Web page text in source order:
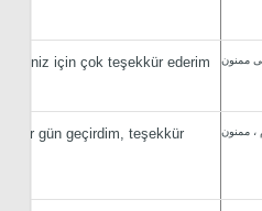
ممنون için çok teşekkür ederim
ممنون bir gün geçirdim, teşekkür